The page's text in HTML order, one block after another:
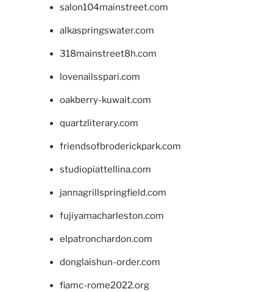
salon104mainstreet.com
alkaspringswater.com
318mainstreet8h.com
lovenailsspari.com
oakberry-kuwait.com
quartzliterary.com
friendsofbroderickpark.com
studiopiattellina.com
jannagrillspringfield.com
fujiyamacharleston.com
elpatronchardon.com
donglaishun-order.com
fiamc-rome2022.org